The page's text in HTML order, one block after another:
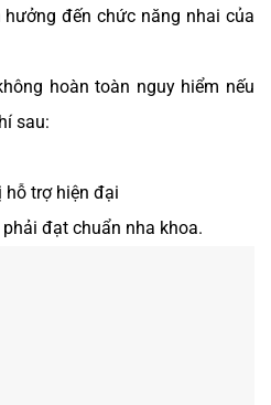
đến chức năng nhai của
hoàn toàn nguy hiểm nếu
sau:
hỗ trợ hiện đại
đạt chuẩn nha khoa.